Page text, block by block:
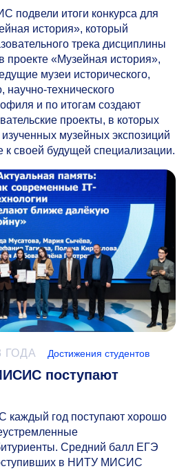
подвели итоги конкурса для
история», который
трека дисциплины
проекте «Музейная история»,
музеи исторического,
научно-технического
и по итогам создают
проекты, в которых
музейных экспозиций
к своей будущей специализации.
ГОДА Достижения студентов
поступают
каждый год поступают хорошо
Средний балл ЕГЭ
в НИТУ МИСИС